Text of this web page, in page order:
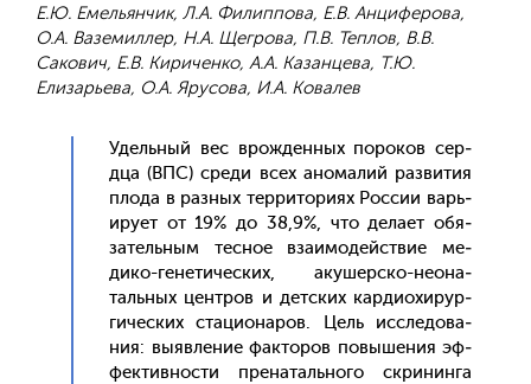
Е.Ю. Емельянчик, Л.А. Филиппова, Е.В. Анциферова,
О.А. Ваземиллер, Н.А. Щегрова, П.В. Теплов, В.В.
Сакович, Е.В. Кириченко, А.А. Казанцева, Т.Ю.
Елизарьева, О.А. Ярусова, И.А. Ковалев
Удель­ный вес врож­денных по­роков сер­
дца (ВПС) сре­ди всех ано­малий раз­ви­тия
пло­да в раз­ных тер­ри­тори­ях Рос­сии варь­
иру­ет от 19% до 38,9%, что де­ла­ет обя­
затель­ным тес­ное вза­имо­дей­ствие ме­
дико-ге­нети­чес­ких, аку­шер­ско-не­она­
таль­ных цен­тров и дет­ских кар­ди­охи­рур­
ги­чес­ких ста­ци­она­ров. Цель ис­сле­дова­
ния: вы­яв­ле­ние фак­то­ров по­выше­ния эф­
фектив­ности пре­наталь­но­го скри­нин­га